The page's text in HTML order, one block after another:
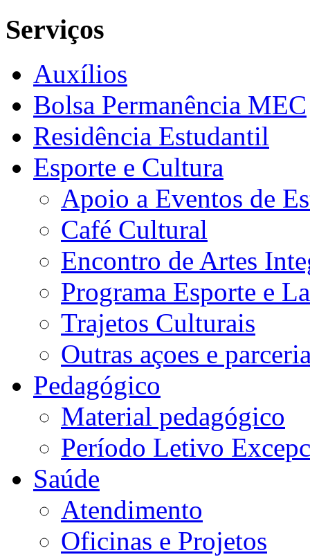
Serviços
Auxílios
Bolsa Permanência MEC
Residência Estudantil
Esporte e Cultura
Apoio a Eventos de
Café Cultural
Encontro de Artes
Programa Esporte e
Trajetos Culturais
Outras açoes e
Pedagógico
Material pedagógico
Período Letivo
Saúde
Atendimento
Oficinas e Projetos